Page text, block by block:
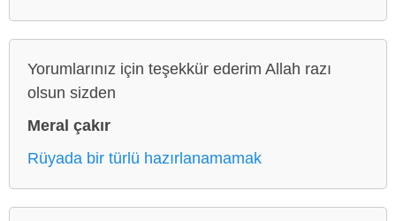
Yorumlarınız için teşekkür ederim Allah razı
olsun sizden
Meral çakır
Rüyada bir türlü hazırlanamamak